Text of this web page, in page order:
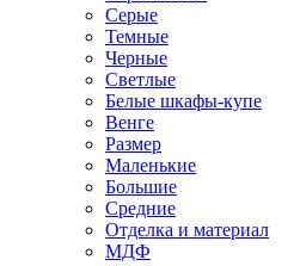
Серые
Темные
Черные
Светлые
Белые шкафы-купе
Венге
Размер
Маленькие
Большие
Средние
Отделка и материал
МДФ